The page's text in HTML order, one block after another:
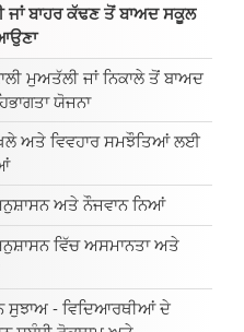
ਜਾਂ ਬਾਹਰ ਕੱਢਣ ਤੋਂ ਬਾਅਦ ਸਕੂਲ
ਮੁਅਤੱਲੀ ਜਾਂ ਨਿਕਾਲੇ ਤੋਂ ਬਾਅਦ
ਯੋਜਨਾ
ਅਤੇ ਵਿਵਹਾਰ ਸਮਝੌਤਿਆਂ ਲਈ
ਅਤੇ ਨੌਜਵਾਨ ਨਿਆਂ
ਵਿੱਚ ਅਸਮਾਨਤਾ ਅਤੇ
ਸੁਝਾਅ - ਵਿਦਿਆਰਥੀਆਂ ਦੇ